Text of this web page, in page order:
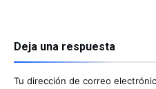
Deja una respuesta
Tu dirección de correo